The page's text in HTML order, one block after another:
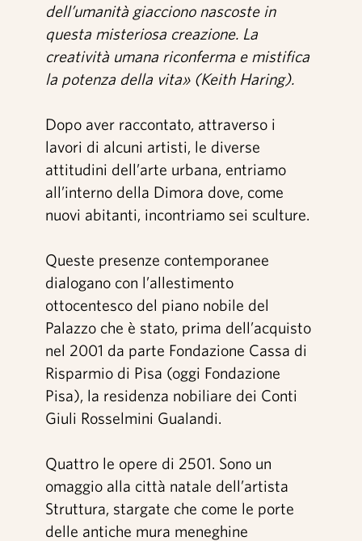
dell’umanità giacciono nascoste in
questa misteriosa creazione. La
creatività umana riconferma e mistifica
la potenza della vita» (Keith Haring).
Dopo aver raccontato, attraverso i
lavori di alcuni artisti, le diverse
attitudini dell’arte urbana, entriamo
all’interno della Dimora dove, come
nuovi abitanti, incontriamo sei sculture.
Queste presenze contemporanee
dialogano con l’allestimento
ottocentesco del piano nobile del
Palazzo che è stato, prima dell’acquisto
nel 2001 da parte Fondazione Cassa di
Risparmio di Pisa (oggi Fondazione
Pisa), la residenza nobiliare dei Conti
Giuli Rosselmini Gualandi.
Quattro le opere di 2501. Sono un
omaggio alla città natale dell’artista
Struttura, stargate che come le porte
delle antiche mura meneghine